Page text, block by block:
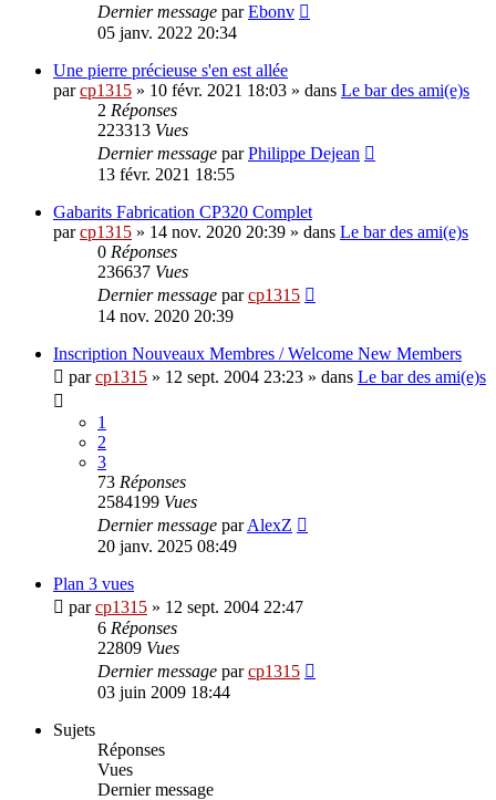
Dernier message parEbonv
05 janv. 2022 20:34
Une pierre précieuse s'en est allée
parcp1315 » 10 févr. 2021 18:03 » dans Le bar des ami(e)s
2 Réponses
223313 Vues
Dernier message parPhilippe Dejean
13 févr. 2021 18:55
Gabarits Fabrication CP320 Complet
parcp1315 » 14 nov. 2020 20:39 » dans Le bar des ami(e)s
0 Réponses
236637 Vues
Dernier message parcp1315
14 nov. 2020 20:39
Inscription Nouveaux Membres / Welcome New Members
parcp1315 » 12 sept. 2004 23:23 » dans Le bar des ami(e)s
1
2
3
73 Réponses
2584199 Vues
Dernier message parAlexZ
20 janv. 2025 08:49
Plan 3 vues
parcp1315 » 12 sept. 2004 22:47
6 Réponses
22809 Vues
Dernier message parcp1315
03 juin 2009 18:44
Sujets
Réponses
Vues
Dernier message